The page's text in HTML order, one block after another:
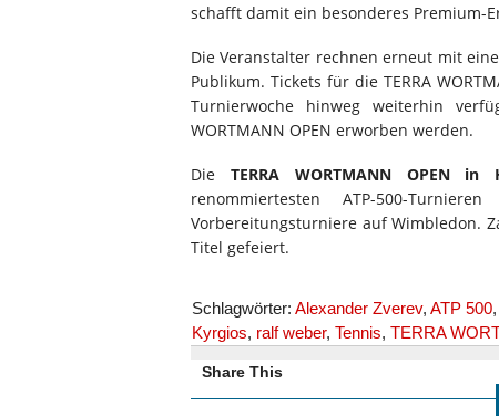
schafft damit ein besonderes Premium-
Die Veranstalter rechnen erneut mit
Publikum. Tickets für die TERRA
Turnierwoche hinweg weiterhin
WORTMANN OPEN erworben werden.
Die TERRA WORTMANN OPEN in
renommiertesten ATP-500-
Vorbereitungsturniere auf Wimbledon.
Titel gefeiert.
Schlagwörter: Alexander Zverev, ATP 500,
Kyrgios, ralf weber, Tennis, TERRA
Share This